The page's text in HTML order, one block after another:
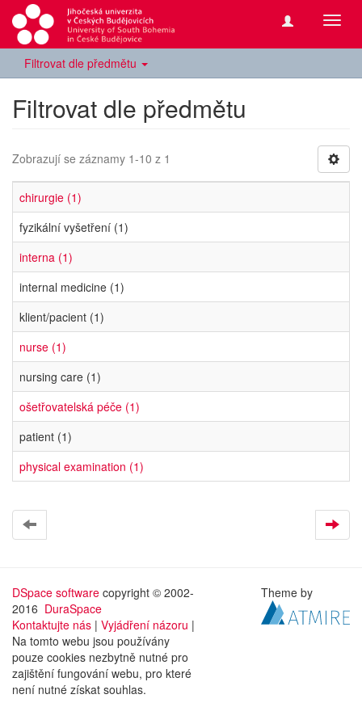
Filtrovat dle předmětu
Filtrovat dle předmětu
Zobrazují se záznamy 1-10 z 1
chirurgie (1)
fyzikální vyšetření (1)
interna (1)
internal medicine (1)
klient/pacient (1)
nurse (1)
nursing care (1)
ošetřovatelská péče (1)
patient (1)
physical examination (1)
DSpace software copyright © 2002-
2016 DuraSpace
Kontaktujte nás | Vyjádření názoru |
Na tomto webu jsou používány
pouze cookies nezbytně nutné pro
zajištění fungování webu, pro které
není nutné získat souhlas.
Theme by